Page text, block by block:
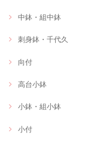
中鉢・組中鉢
刺身鉢・千代久
向付
高台小鉢
小鉢・組小鉢
小付